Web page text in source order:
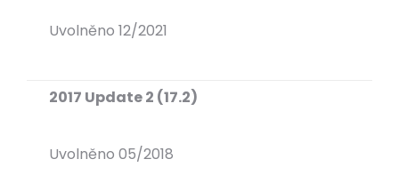
Uvolněno 12/2021
2017 Update 2 (17.2)
Uvolněno 05/2018